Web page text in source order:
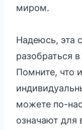
миром.
Надеюсь, эта
разобраться
Помните, что
можете по-
означают для